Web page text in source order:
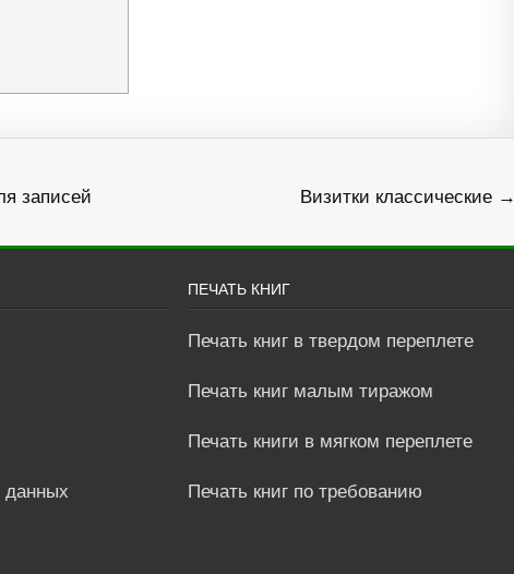
записей Визитки классические →
данных
ПЕЧАТЬ КНИГ
Печать книг в твердом переплете
Печать книг малым тиражом
Печать книги в мягком переплете
Печать книг по требованию